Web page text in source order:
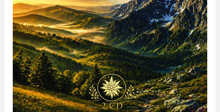
polskich
gór
2CD